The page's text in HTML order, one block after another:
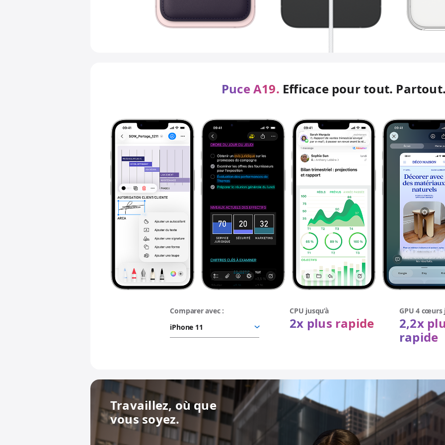
Puce A19. Efficace pour tout.
Comparer avec : CPU jusqu’à
2x plus rapide
GPU 4 cœurs
2,2x
rapide
Travaillez, où que
vous soyez.